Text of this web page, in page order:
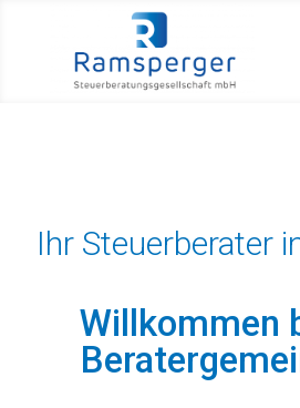
Ihr Steuerberater
Willkommen